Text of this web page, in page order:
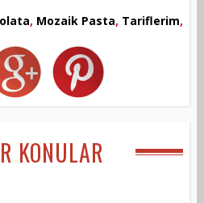
, Mozaik Pasta, Tariflerim,
KONULAR